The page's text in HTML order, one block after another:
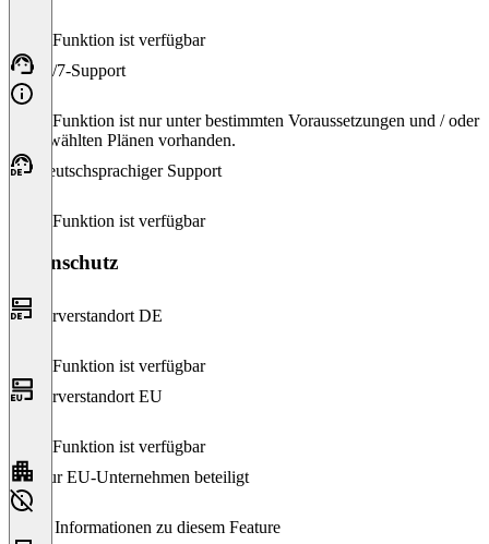
Diese Funktion ist verfügbar
24/7-Support
Diese Funktion ist nur unter bestimmten Voraussetzungen und / oder
ausgewählten Plänen vorhanden.
Deutschsprachiger Support
Diese Funktion ist verfügbar
Datenschutz
Serverstandort DE
Diese Funktion ist verfügbar
Serverstandort EU
Diese Funktion ist verfügbar
Nur EU-Unternehmen beteiligt
Keine Informationen zu diesem Feature